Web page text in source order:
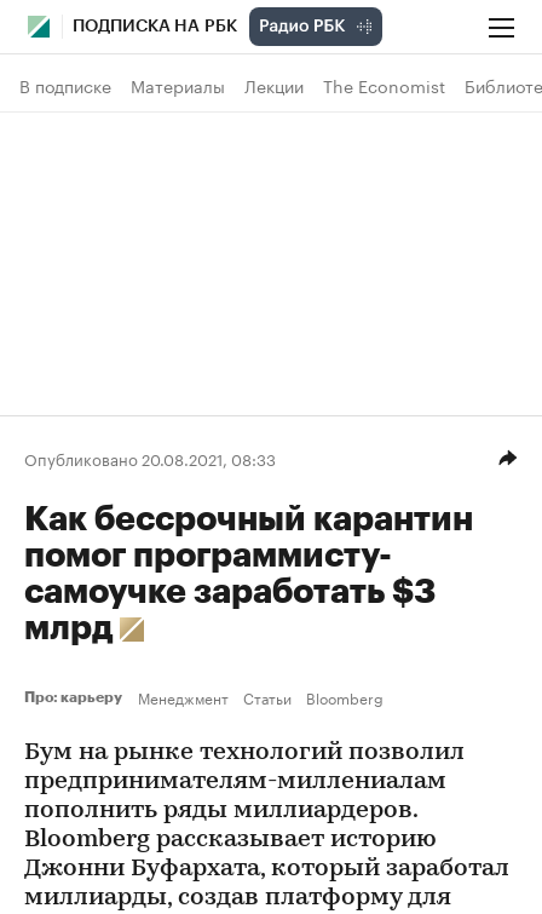
ПОДПИСКА НА РБК
В подписке Материалы Лекции The Economist
Опубликовано 20.08.2021, 08:33
Как бессрочный карантин
помог программисту-
самоучке заработать $3
млрд
Про: карьеру Менеджмент Статьи Bloomberg
Бум на рынке технологий позволил
предпринимателям-миллениалам
пополнить ряды миллиардеров.
Bloomberg рассказывает историю
Джонни Буфархата, который заработал
миллиарды, создав платформу для